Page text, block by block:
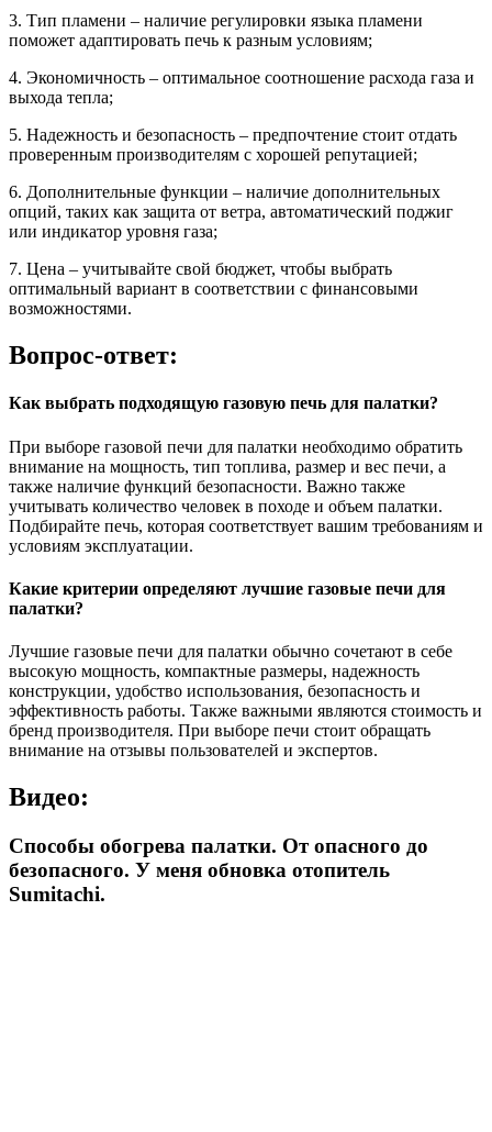
3. Тип пламени – наличие регулировки языка пламени
поможет адаптировать печь к разным условиям;
4. Экономичность – оптимальное соотношение расхода газа и
выхода тепла;
5. Надежность и безопасность – предпочтение стоит отдать
проверенным производителям с хорошей репутацией;
6. Дополнительные функции – наличие дополнительных
опций, таких как защита от ветра, автоматический поджиг
или индикатор уровня газа;
7. Цена – учитывайте свой бюджет, чтобы выбрать
оптимальный вариант в соответствии с финансовыми
возможностями.
Вопрос-ответ:
Как выбрать подходящую газовую печь для палатки?
При выборе газовой печи для палатки необходимо обратить
внимание на мощность, тип топлива, размер и вес печи, а
также наличие функций безопасности. Важно также
учитывать количество человек в походе и объем палатки.
Подбирайте печь, которая соответствует вашим требованиям и
условиям эксплуатации.
Какие критерии определяют лучшие газовые печи для
палатки?
Лучшие газовые печи для палатки обычно сочетают в себе
высокую мощность, компактные размеры, надежность
конструкции, удобство использования, безопасность и
эффективность работы. Также важными являются стоимость и
бренд производителя. При выборе печи стоит обращать
внимание на отзывы пользователей и экспертов.
Видео:
Способы обогрева палатки. От опасного до
безопасного. У меня обновка отопитель
Sumitachi.